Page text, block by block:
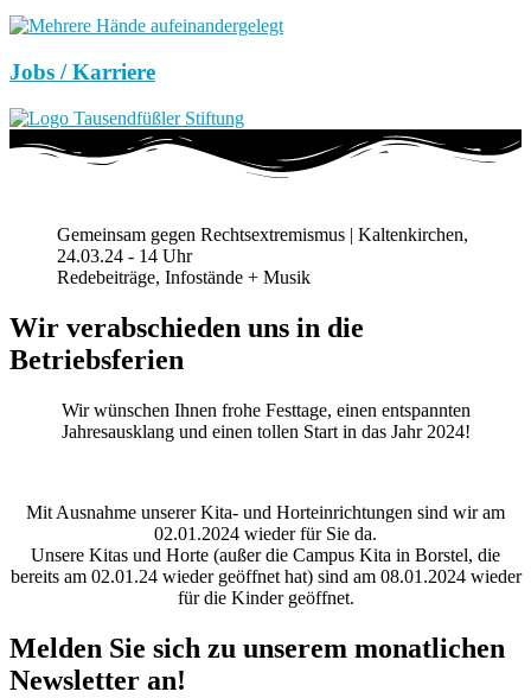
Jobs / Karriere
Gemeinsam gegen Rechtsextremismus | Kaltenkirchen,
24.03.24 - 14 Uhr
Redebeiträge, Infostände + Musik
Wir verabschieden uns in die
Betriebsferien
Wir wünschen Ihnen frohe Festtage, einen entspannten
Jahresausklang und einen tollen Start in das Jahr 2024!
Mit Ausnahme unserer Kita- und Horteinrichtungen sind wir am
02.01.2024 wieder für Sie da.
Unsere Kitas und Horte (außer die Campus Kita in Borstel, die
bereits am 02.01.24 wieder geöffnet hat) sind am 08.01.2024 wieder
für die Kinder geöffnet.
Melden Sie sich zu unserem monatlichen
Newsletter an!